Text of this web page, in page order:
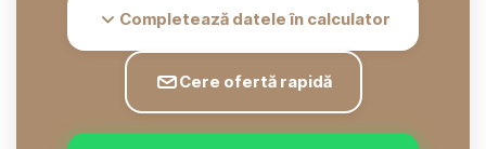
Completează datele în calculator
Cere ofertă rapidă